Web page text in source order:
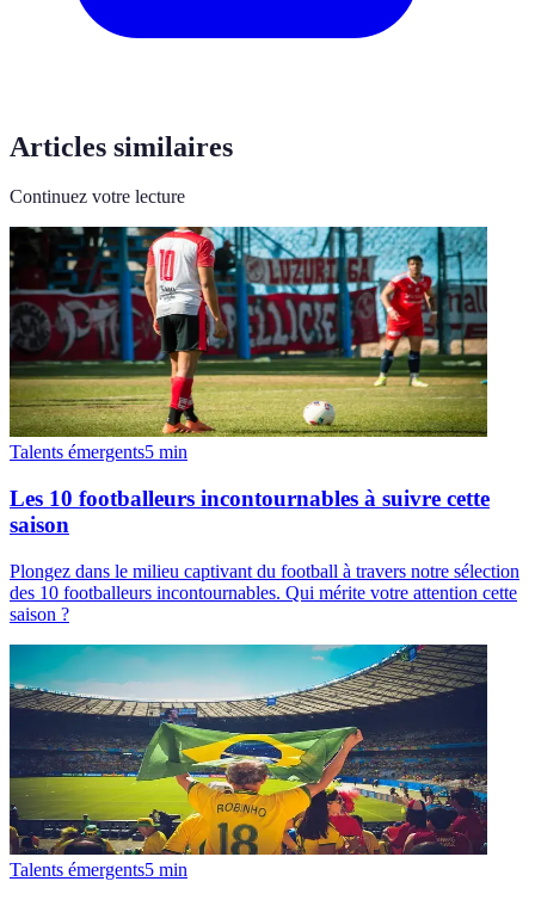
Articles similaires
Continuez votre lecture
Talents émergents5 min
Les 10 footballeurs incontournables à suivre cette
saison
Plongez dans le milieu captivant du football à travers notre sélection
des 10 footballeurs incontournables. Qui mérite votre attention cette
saison ?
Talents émergents5 min